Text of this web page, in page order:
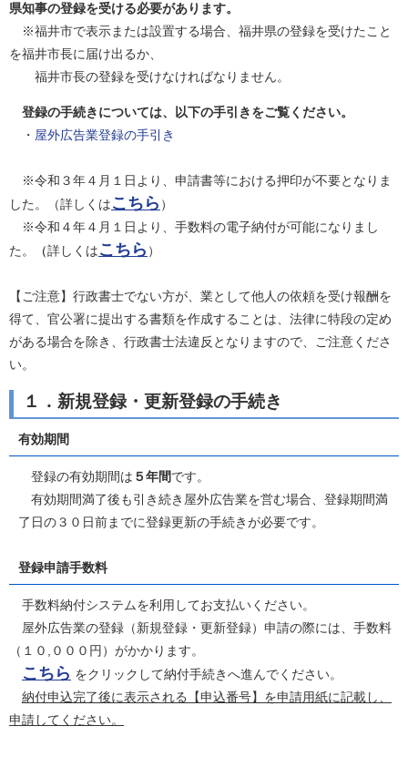
県知事の登録を受ける必要があります。
※福井市で表示または設置する場合、福井県の登録を受けたこと
を福井市長に届け出るか、
福井市長の登録を受けなければなりません。
登録の手続きについては、以下の手引きをご覧ください。
・ 屋外広告業登録の手引き
※令和３年４月１日より、申請書等における押印が不要となりま
した。（詳しくはこちら ）
※令和４年４月１日より、手数料の電子納付が可能になりまし
た。
（詳しくはこちら ）
【ご注意】行政書士でない方が、業として他人の依頼を受け報酬を
得て、官公署に提出する書類を作成することは、法律に特段の定め
がある場合を除き、行政書士法違反となりますので、ご注意くださ
い。
１．新規登録・更新登録の手続き
有効期間
登録の有効期間は ５年間です。
有効期間満了後も引き続き屋外広告業を営む場合、登録期間満
了日の３０日前までに登録更新の手続きが必要です。
登録申請手数料
手数料納付システムを利用してお支払いください。
屋外広告業の登録（新規登録・更新登録）申請の際には、手数料
（１０,０００円）がかかります。
こちら をクリックして納付手続きへ進んでください。
納付申込完了後に表示される【申込番号】を申請用紙に記載し、
申請してください。